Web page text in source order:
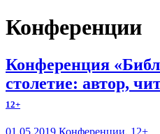
Конференции
Конференция
столетие: автор,
12+
01.05.2019 Конференции, 12+